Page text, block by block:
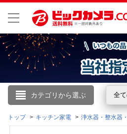
カテゴリから選ぶ 全
こんにちは
ログ
トップ キッチン家電 浄水器・整水器